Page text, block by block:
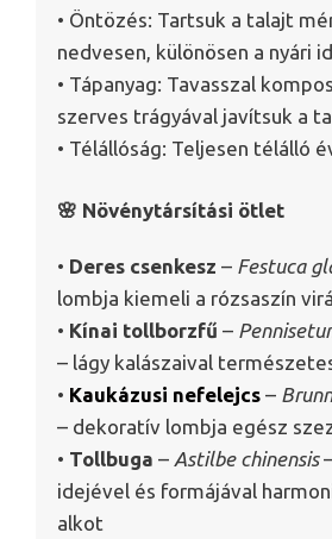
• Öntözés: Tartsuk a talajt
nedvesen, különösen a nyári
• Tápanyag: Tavasszal
szerves trágyával javítsuk a
• Télállóság: Teljesen télálló
🌸 Növénytársítási ötlet
• Deres csenkesz – Festuca
lombja kiemeli a rózsaszín
• Kínai tollborzfű –
– lágy kalászaival
• Kaukázusi nefelejcs –
– dekoratív lombja egész
• Tollbuga – Astilbe chinensis
idejével és formájával
alkot